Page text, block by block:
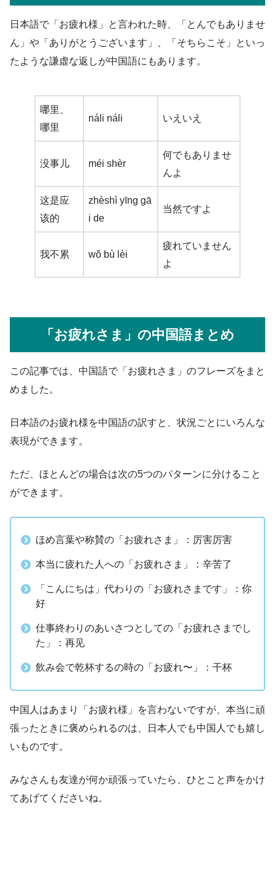
日本語で「お疲れ様」と言われた時、「とんでもありませ
ん」や「ありがとうございます」、「そちらこそ」といっ
たような謙虚な返しが中国語にもあります。
哪里、
哪里
náli náli いえいえ
没事儿 méi shèr
何でもありませ
んよ
这是应
该的
zhèshì yīng gā
i de
当然ですよ
我不累 wǒ bù lèi
疲れていません
よ
「お疲れさま」の中国語まとめ
この記事では、中国語で「お疲れさま」のフレーズをまと
めました。
日本語のお疲れ様を中国語の訳すと、状況ごとにいろんな
表現ができます。
ただ、ほとんどの場合は次の5つのパターンに分けること
ができます。
ほめ言葉や称賛の「お疲れさま」：厉害厉害
本当に疲れた人への「お疲れさま」：辛苦了
「こんにちは」代わりの「お疲れさまです」：你
好
仕事終わりのあいさつとしての「お疲れさまでし
た」：再见
飲み会で乾杯するの時の「お疲れ〜」：干杯
中国人はあまり「お疲れ様」を言わないですが、本当に頑
張ったときに褒められるのは、日本人でも中国人でも嬉し
いものです。
みなさんも友達が何か頑張っていたら、ひとこと声をかけ
てあげてくださいね。